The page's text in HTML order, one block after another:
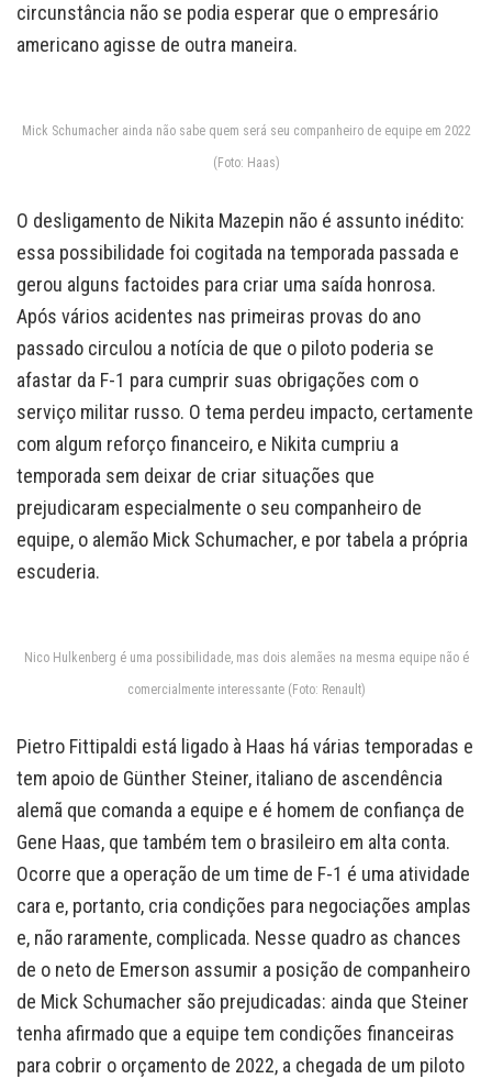
circunstância não se podia esperar que o empresário
americano agisse de outra maneira.
Mick Schumacher ainda não sabe quem será seu companheiro de equipe em 2022
(Foto: Haas)
O desligamento de Nikita Mazepin não é assunto inédito:
essa possibilidade foi cogitada na temporada passada e
gerou alguns factoides para criar uma saída honrosa.
Após vários acidentes nas primeiras provas do ano
passado circulou a notícia de que o piloto poderia se
afastar da F-1 para cumprir suas obrigações com o
serviço militar russo. O tema perdeu impacto, certamente
com algum reforço financeiro, e Nikita cumpriu a
temporada sem deixar de criar situações que
prejudicaram especialmente o seu companheiro de
equipe, o alemão Mick Schumacher, e por tabela a própria
escuderia.
Nico Hulkenberg é uma possibilidade, mas dois alemães na mesma equipe não é
comercialmente interessante (Foto: Renault)
Pietro Fittipaldi está ligado à Haas há várias temporadas e
tem apoio de Günther Steiner, italiano de ascendência
alemã que comanda a equipe e é homem de confiança de
Gene Haas, que também tem o brasileiro em alta conta.
Ocorre que a operação de um time de F-1 é uma atividade
cara e, portanto, cria condições para negociações amplas
e, não raramente, complicada. Nesse quadro as chances
de o neto de Emerson assumir a posição de companheiro
de Mick Schumacher são prejudicadas: ainda que Steiner
tenha afirmado que a equipe tem condições financeiras
para cobrir o orçamento de 2022, a chegada de um piloto